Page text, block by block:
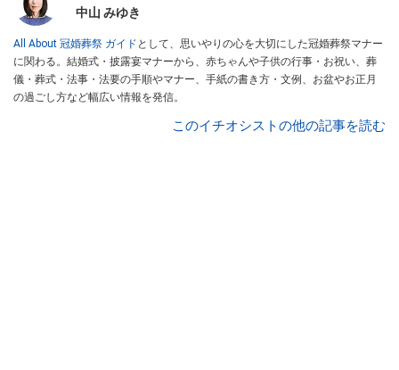
中山 みゆき
All About 冠婚葬祭 ガイド として、思いやりの心を大切にした冠婚葬祭マナー
に関わる。結婚式・披露宴マナーから、赤ちゃんや子供の行事・お祝い、葬
儀・葬式・法事・法要の手順やマナー、手紙の書き方・文例、お盆やお正月
の過ごし方など幅広い情報を発信。
このイチオシストの他の記事を読む